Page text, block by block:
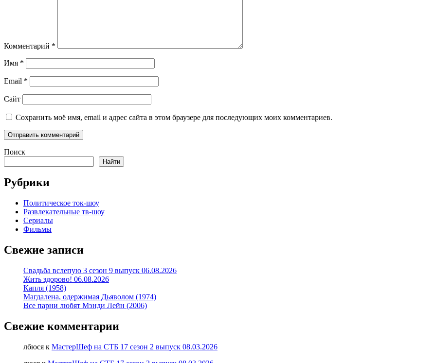
Комментарий *
Имя *
Email *
Сайт
Сохранить моё имя, email и адрес сайта в этом браузере для последующих моих комментариев.
Поиск
Найти
Рубрики
Политическое ток-шоу
Развлекательные тв-шоу
Сериалы
Фильмы
Свежие записи
Свадьба вслепую 3 сезон 9 выпуск 06.08.2026
Жить здорово! 06.08.2026
Капля (1958)
Магдалена, одержимая Дьяволом (1974)
Все парни любят Мэнди Лейн (2006)
Свежие комментарии
лбюся к МастерШеф на СТБ 17 сезон 2 выпуск 08.03.2026